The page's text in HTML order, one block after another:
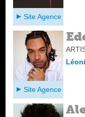
Site Agence
Site Agence